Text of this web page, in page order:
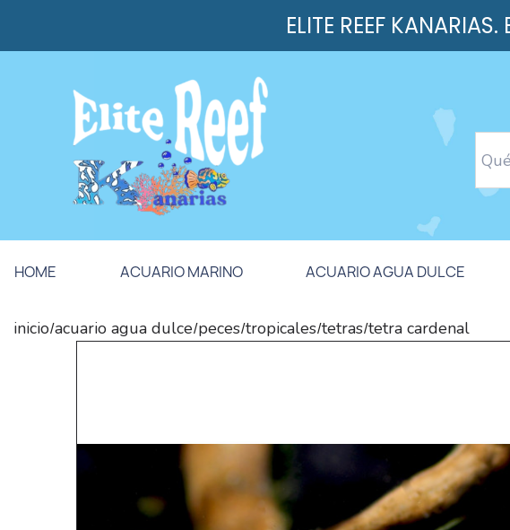
ELITE REEF
HOME ACUARIO MARINO ACUARIO AGUA DULCE
inicio/acuario agua dulce/peces/tropicales/tetras/tetra cardenal